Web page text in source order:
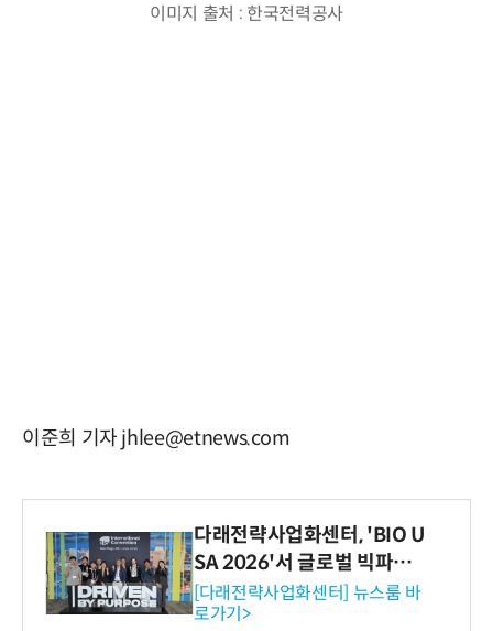
이미지 출처 : 한국전력공사
이준희 기자 jhlee@etnews.com
다래전략사업화센터, 'BIO U
SA 2026'서 글로벌 빅파마
와의 비즈니스 미팅 지원…K
-바이오 해외 진출 교두보 확
[다래전략사업화센터] 뉴스룸 바
로가기>